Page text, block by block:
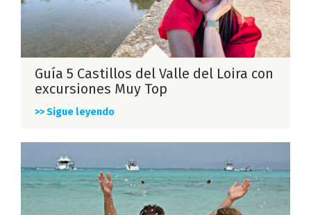
Guía 5 Castillos del Valle del Loira con
excursiones Muy Top
>> Sigue leyendo